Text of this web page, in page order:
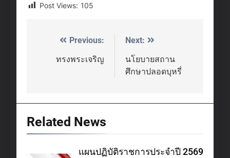
Post Views: 105
Post
navigation
Previous:
ทรงพระเจริญ
Next:
นโยบายสถาน
ศึกษาปลอดบุหรี่
Related News
แผนปฏิบัติราชการประจำปี 2569